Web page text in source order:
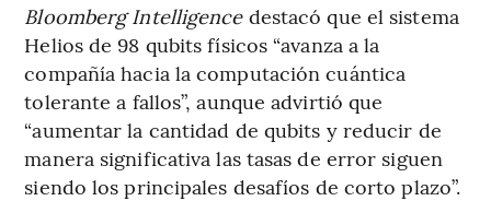
Bloomberg Intelligencedestacó que el sistema
Helios de 98 qubits físicos “avanza a la
compañía hacia la computación cuántica
tolerante a fallos”, aunque advirtió que
“aumentar la cantidad de qubits y reducir de
manera significativa las tasas de error siguen
siendo los principales desafíos de corto plazo”.